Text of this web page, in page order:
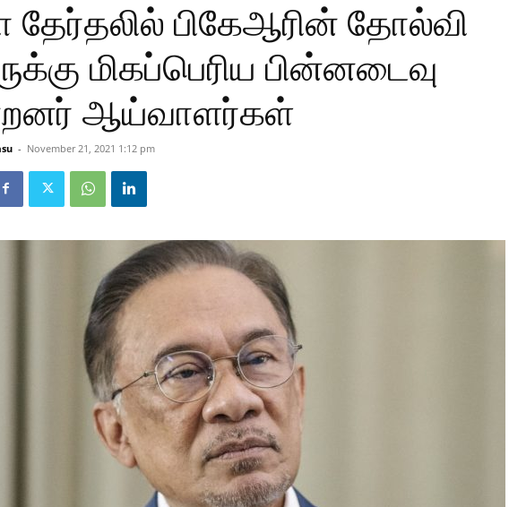
தேர்தலில் பிகேஆரின் தோல்வி
மிகப்பெரிய பின்னடைவு
ஆய்வாளர்கள்
- November 21, 2021 1:12 pm